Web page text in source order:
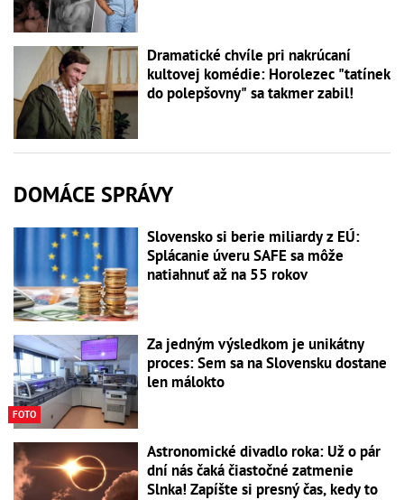
Dramatické chvíle pri nakrúcaní
kultovej komédie: Horolezec "tatínek
do polepšovny" sa takmer zabil!
DOMÁCE SPRÁVY
Slovensko si berie miliardy z EÚ:
Splácanie úveru SAFE sa môže
natiahnuť až na 55 rokov
FOTO
Za jedným výsledkom je unikátny
proces: Sem sa na Slovensku dostane
len málokto
Astronomické divadlo roka: Už o pár
dní nás čaká čiastočné zatmenie
Slnka! Zapíšte si presný čas, kedy to